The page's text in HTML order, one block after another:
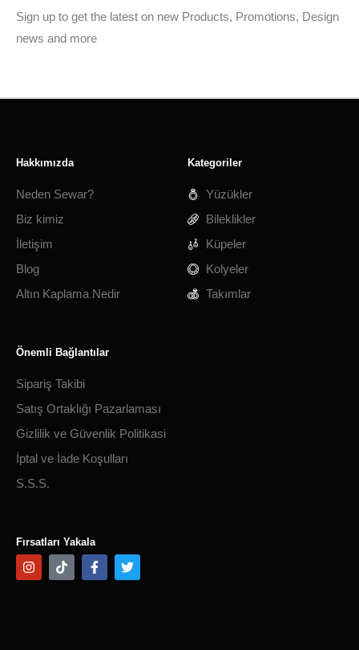
Sign up to get the latest on new Products, Promotions, Design
news and more
Hakkımızda
Neden Sewar?
Biz kimiz
İletişim
Blog
Altın Kaplama Nedir
Kategoriler
Yüzükler
Bileklikler
Küpeler
Kolyeler
Takımlar
Önemli Bağlantılar
Sipariş Takibi
Satış Ortaklığı Pazarlaması
Gizlilik ve Güvenlik Politikasi
İptal ve İade Koşulları
S.S.S.
Fırsatları Yakala